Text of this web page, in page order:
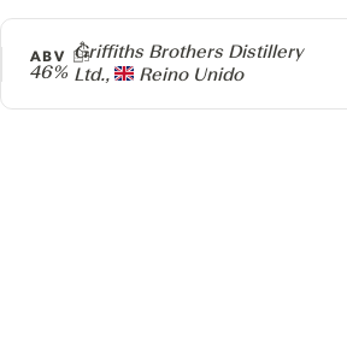
Producer
Griffiths Brothers Distillery
Ltd.,
Reino Unido
ABV
46%